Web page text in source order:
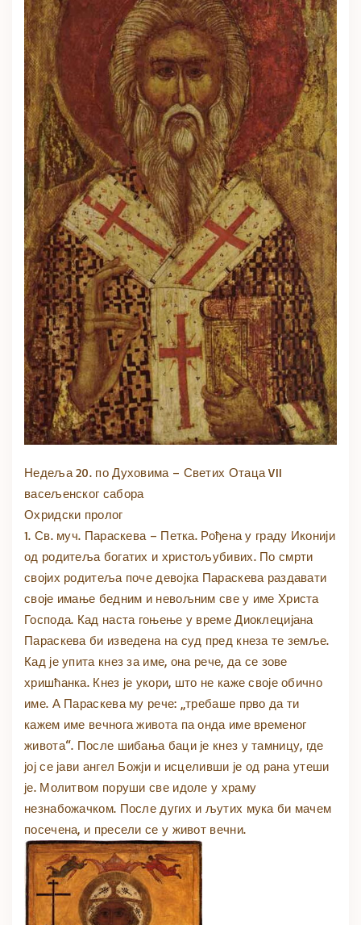
Недеља 20. по Духовима – Светих Отаца VII
васељенског сабора
Охридски пролог
1. Св. муч. Параскева – Петка. Рођена у граду Иконији
од родитеља богатих и христољубивих. По смрти
својих родитеља поче девојка Параскева раздавати
своје имање бедним и невољним све у име Христа
Господа. Кад наста гоњење у време Диоклецијана
Параскева би изведена на суд пред кнеза те земље.
Кад је упита кнез за име, она рече, да се зове
хришћанка. Кнез је укори, што не каже своје обично
име. А Параскева му рече: „требаше прво да ти
кажем име вечнога живота па онда име временог
живота“. После шибања баци је кнез у тамницу, где
јој се јави ангел Божји и исцеливши је од рана утеши
је. Молитвом поруши све идоле у храму
незнабожачком. После дугих и љутих мука би мачем
посечена, и пресели се у живот вечни.